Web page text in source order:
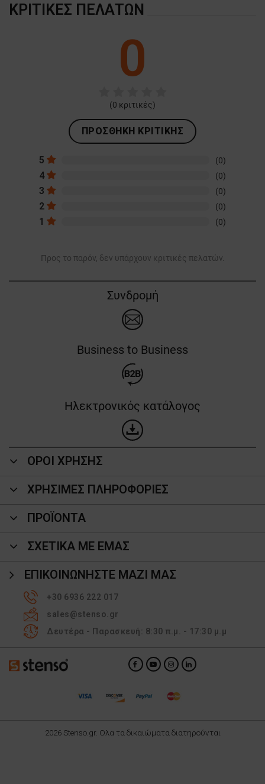
ΚΡΙΤΙΚΈΣ ΠΕΛΑΤΏΝ
0
(0 κριτικές)
ΠΡΟΣΘΉΚΗ ΚΡΙΤΙΚΉΣ
5 (0)
4 (0)
3 (0)
2 (0)
1 (0)
Προς το παρόν, δεν υπάρχουν κριτικές πελατών.
Συνδρομή
Business to Business
Ηλεκτρονικός κατάλογος
ΟΡΟΙ ΧΡΗΣΗΣ
ΧΡΗΣΙΜΕΣ ΠΛΗΡΟΦΟΡΙΕΣ
ΠΡΟΪΌΝΤΑ
ΣΧΕΤΙΚΑ ΜΕ ΕΜΑΣ
ΕΠΙΚΟΙΝΩΝΉΣΤΕ ΜΑΖΊ ΜΑΣ
+30 6936 222 017
sales@stenso.gr
Δευτέρα - Παρασκευή: 8:30 π.μ. - 17:30 μ.μ
2026 Stenso.gr. Ολα τα δικαιώματα διατηρούνται